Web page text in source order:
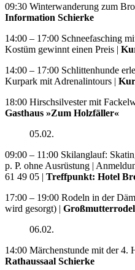
09:30 Winterwanderung zum
Information Schierke
14:00 – 17:00 Schneefasching
Kostüm gewinnt einen Preis |
14:00 – 17:00 Schlittenhunde
Kurpark mit Adrenalintours |
18:00 Hirschsilvester mit
Gasthaus »Zum Holzfäller«
05.02.
09:00 – 11:00 Skilanglauf:
p. P. ohne Ausrüstung |
61 49 05 | Treffpunkt: Hotel
17:00 – 19:00 Rodeln in der
wird gesorgt) |
06.02.
14:00 Märchenstunde mit der 4.
Rathaussaal Schierke